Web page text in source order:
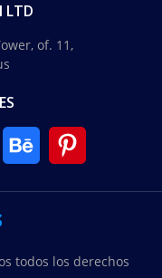
LTD
of. 11,
todos los derechos